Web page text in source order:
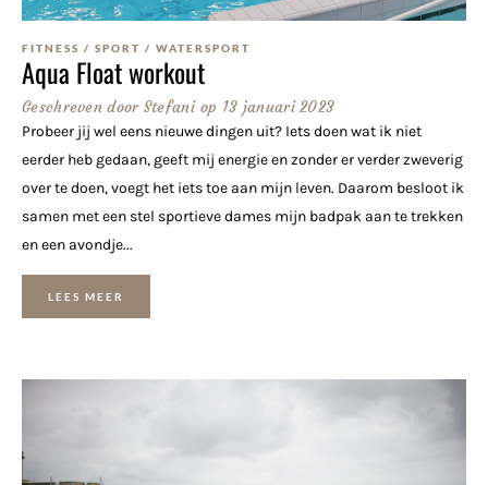
FITNESS / SPORT / WATERSPORT
Aqua Float workout
Geschreven doorStefani op 13 januari 2023
Probeer jij wel eens nieuwe dingen uit? Iets doen wat ik niet
eerder heb gedaan, geeft mij energie en zonder er verder zweverig
over te doen, voegt het iets toe aan mijn leven. Daarom besloot ik
samen met een stel sportieve dames mijn badpak aan te trekken
en een avondje...
LEES MEER